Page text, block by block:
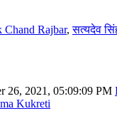
Chand Rajbar,सत्यदेव
26, 2021, 05:09:09 PM
Kukreti